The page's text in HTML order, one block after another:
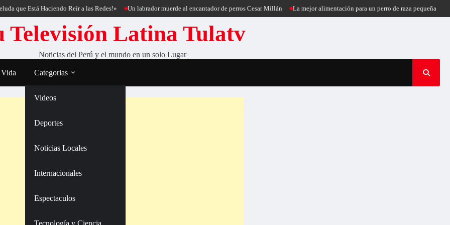
Haciendo Reír a las Redes!» Un labrador muerde al encantador de perros Cesar Millán La mejor alimentación para un perro de raza pequeña
Televisión Latina Tulatv
Noticias del Perú y el mundo en un solo Lugar
Categorias
Videos
Deportes
Noticias Locales
Internacionales
Espectaculos
Tecnología y Ciencia